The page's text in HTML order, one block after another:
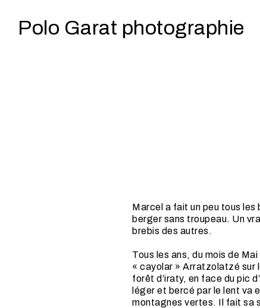
Polo Garat photographie
Marcel a fait un peu tous les
berger sans troupeau. Un
brebis des autres.
Tous les ans, du mois de
« cayolar » Arratzolatzé sur
forêt d’iraty, en face du pic
léger et bercé par le lent va
montagnes vertes. Il fait sa